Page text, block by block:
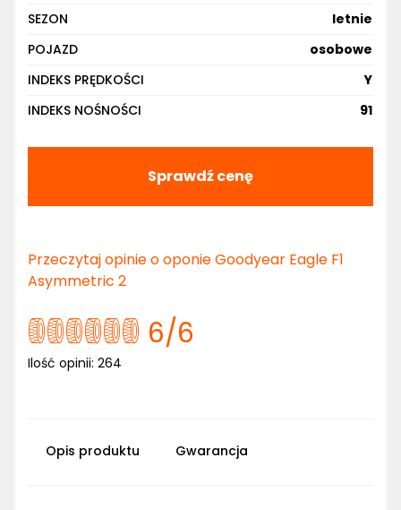
SEZON
letnie
POJAZD
osobowe
INDEKS PRĘDKOŚCI
Y
INDEKS NOŚNOŚCI
91
Sprawdź cenę
Przeczytaj opinie o oponie Goodyear Eagle F1
Asymmetric 2
6/6
Ilość opinii: 264
Opis produktu Gwarancja